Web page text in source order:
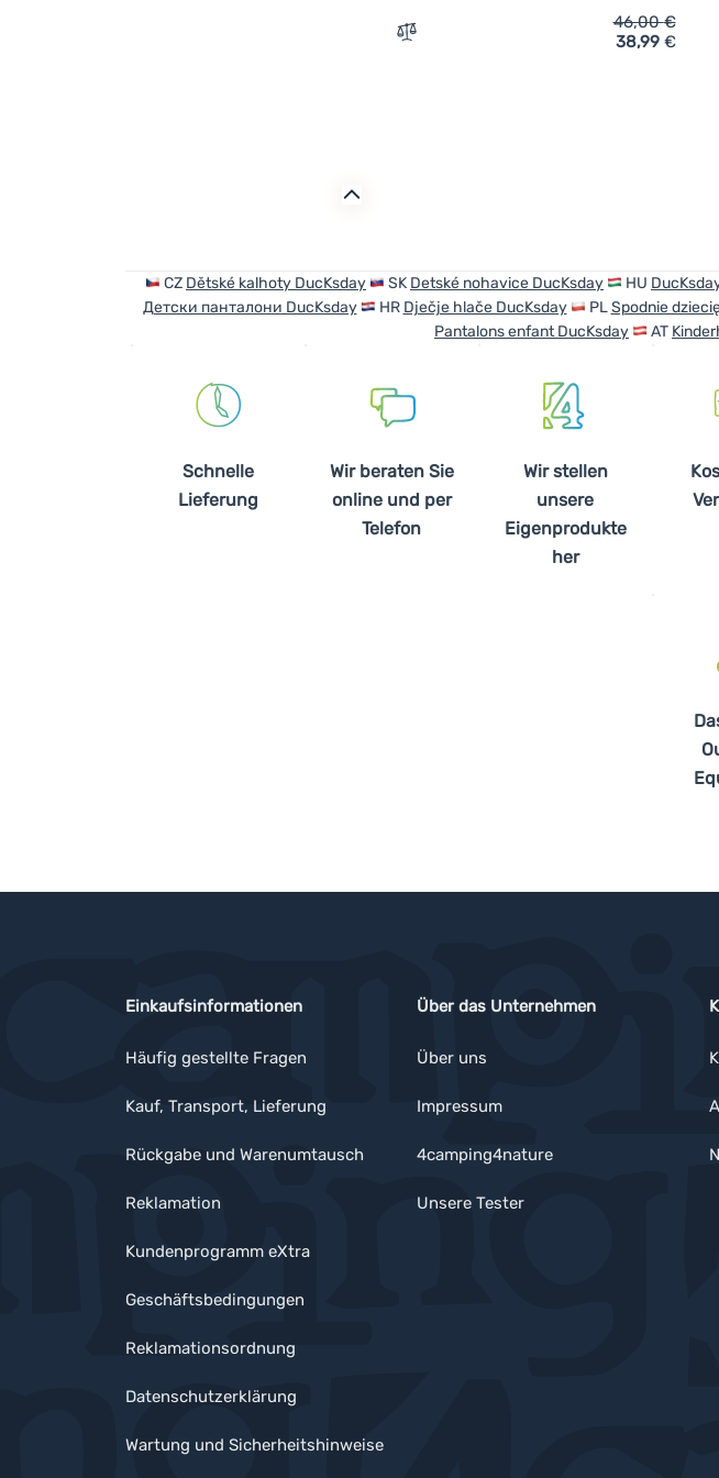
Zum Vergleich 'Wasserdichte
46,00€
38,99 €
CZ Dětské kalhoty DucKsday SK Detské nohavice DucKsday HU
Детски панталони DucKsday
HR Dječje hlače DucKsday PLSpodnie
Pantalons enfant DucKsday
AT
Schnelle
Lieferung
Wir beraten Sie
online und per
Telefon
Wir stellen
unsere
Eigenprodukte
her
Einkaufsinformationen
Häufig gestellte Fragen
Kauf, Transport, Lieferung
Rückgabe und Warenumtausch
Reklamation
Kundenprogramm eXtra
Geschäftsbedingungen
Reklamationsordnung
Datenschutzerklärung
Wartung und Sicherheitshinweise
Über das Unternehmen
Über uns
Impressum
4camping4nature
Unsere Tester